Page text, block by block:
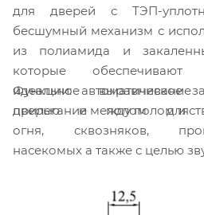
для дверей с ТЭП-
бесшумный механизм с
из полиамида и
которые обеспечивают
идеальное
прилегание между полом и
Функции: автоматическое
дверью и полом для
огня, сквозняков,
насекомых а также с целью